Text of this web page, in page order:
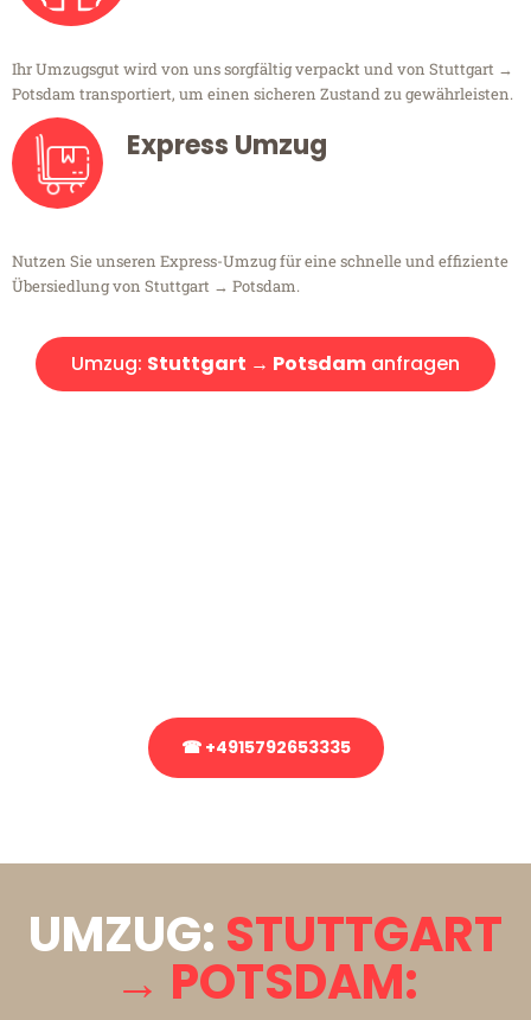
Ihr Umzugsgut wird von uns sorgfältig verpackt und von Stuttgart →
Potsdam transportiert, um einen sicheren Zustand zu gewährleisten.
Express Umzug
Nutzen Sie unseren Express-Umzug für eine schnelle und effiziente
Übersiedlung von Stuttgart → Potsdam.
Umzug: Stuttgart → Potsdam anfragen
☎ +4915792653335
UMZUG: STUTTGART
→ POTSDAM: